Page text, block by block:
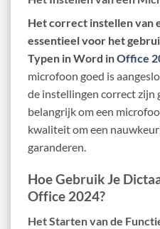
Het correct instellen van
essentieel voor het
Typen in Word inOffice
microfoon goed is
de instellingen correct zijn
belangrijk om een
kwaliteit om een
garanderen.
Hoe Gebruik Je
Office 2024?
Het Starten van de